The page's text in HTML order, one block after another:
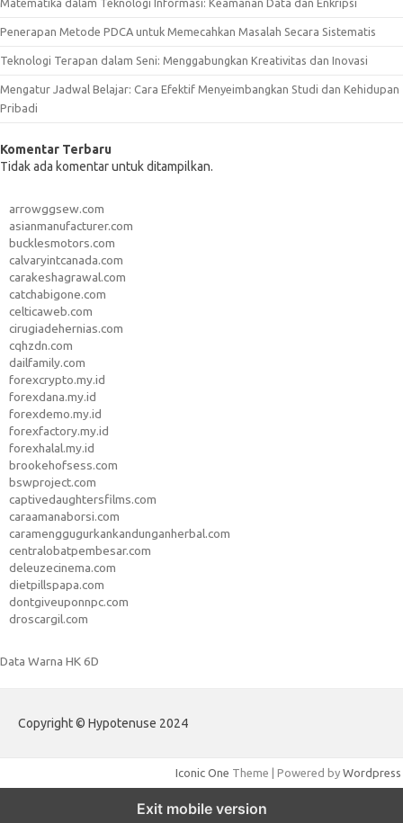
Matematika dalam Teknologi Informasi: Keamanan Data dan Enkripsi
Penerapan Metode PDCA untuk Memecahkan Masalah Secara Sistematis
Teknologi Terapan dalam Seni: Menggabungkan Kreativitas dan Inovasi
Mengatur Jadwal Belajar: Cara Efektif Menyeimbangkan Studi dan Kehidupan
Pribadi
Komentar Terbaru
Tidak ada komentar untuk ditampilkan.
arrowggsew.com
asianmanufacturer.com
bucklesmotors.com
calvaryintcanada.com
carakeshagrawal.com
catchabigone.com
celticaweb.com
cirugiadehernias.com
cqhzdn.com
dailfamily.com
forexcrypto.my.id
forexdana.my.id
forexdemo.my.id
forexfactory.my.id
forexhalal.my.id
brookehofsess.com
bswproject.com
captivedaughtersfilms.com
caraamanaborsi.com
caramenggugurkankandunganherbal.com
centralobatpembesar.com
deleuzecinema.com
dietpillspapa.com
dontgiveuponnpc.com
droscargil.com
Data Warna HK 6D
Copyright © Hypotenuse 2024
Iconic One Theme | Powered by Wordpress
Exit mobile version